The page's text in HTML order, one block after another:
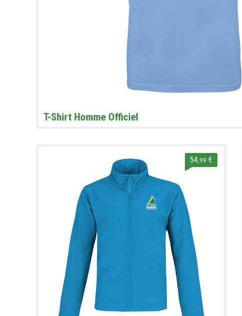
T-Shirt Homme Officiel
54,99 €